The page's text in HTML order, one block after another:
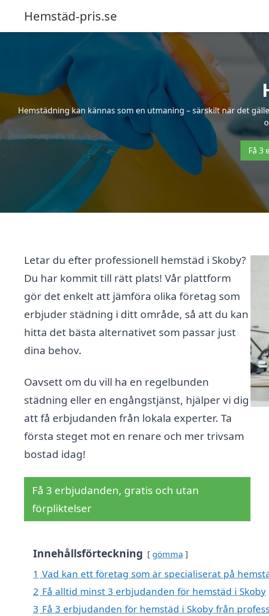
Hemstäd-pris.se
Hemstädning kan kännas som en utmaning – särskilt när det
Få 3
Letar du efter professionell hemstäd i Skoby?
Du har kommit till rätt plats! Vår plattform
gör det enkelt att jämföra olika företag som
erbjuder städning i ditt område, så att du kan
hitta det bästa alternativet som passar just
dina behov.
Oavsett om du vill ha en regelbunden
städning eller en engångstjänst, hjälper vi dig
att få erbjudanden från lokala experter. Ta
första steget mot en renare och mer trivsam
bostad idag!
Få 3 erbjudanden, gratis och utan
förpliktelser
Innehållsförteckning gömma
1 Vad kan ett företag som är specialiserat på
2 Få alltid minst 3 erbjudanden för hemstäd i Skoby
3 Få 3 erbjudanden för hemstäd i Skoby från